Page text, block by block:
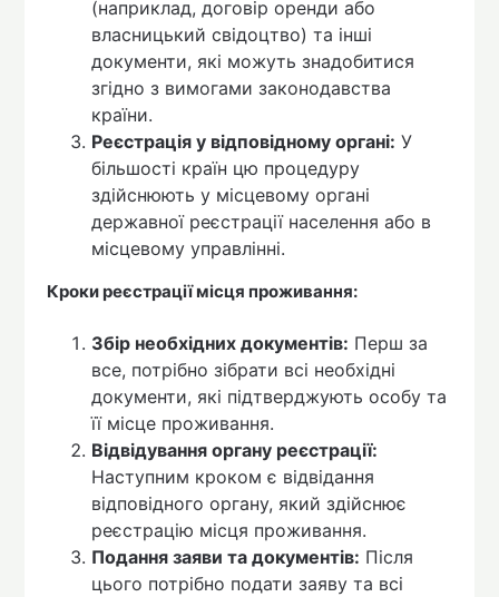
(наприклад, договір оренди або
власницький свідоцтво) та інші
документи, які можуть знадобитися
згідно з вимогами законодавства
країни.
Реєстрація у відповідному органі: У
більшості країн цю процедуру
здійснюють у місцевому органі
державної реєстрації населення або в
місцевому управлінні.
Кроки реєстрації місця проживання:
Збір необхідних документів: Перш за
все, потрібно зібрати всі необхідні
документи, які підтверджують особу та
її місце проживання.
Відвідування органу реєстрації:
Наступним кроком є відвідання
відповідного органу, який здійснює
реєстрацію місця проживання.
Подання заяви та документів: Після
цього потрібно подати заяву та всі